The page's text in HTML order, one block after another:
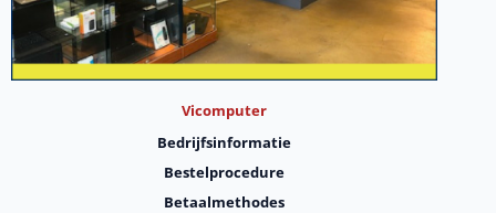
Vicomputer
Bedrijfsinformatie
Bestelprocedure
Betaalmethodes